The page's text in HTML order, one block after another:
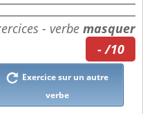
- verbe masquer
- /10
Exercice sur un autre
verbe